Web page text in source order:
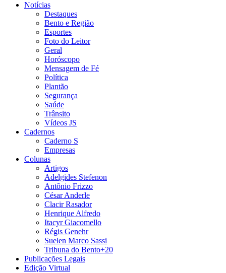
Notícias
Destaques
Bento e Região
Esportes
Foto do Leitor
Geral
Horóscopo
Mensagem de Fé
Política
Plantão
Segurança
Saúde
Trânsito
Vídeos JS
Cadernos
Caderno S
Empresas
Colunas
Artigos
Adelgides Stefenon
Antônio Frizzo
César Anderle
Clacir Rasador
Henrique Alfredo
Itacyr Giacomello
Régis Genehr
Suelen Marco Sassi
Tribuna do Bento+20
Publicações Legais
Edição Virtual